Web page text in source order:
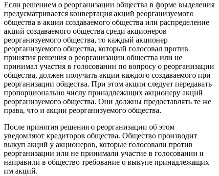
Если решением о реорганизации общества в форме выделения
предусматривается конвертация акций реорганизуемого
общества в акции создаваемого общества или распределение
акций создаваемого общества среди акционеров
реорганизуемого общества, то каждый акционер
реорганизуемого общества, который голосовал против
принятия решения о реорганизации общества или не
принимал участия в голосовании по вопросу о реорганизации
общества, должен получить акции каждого создаваемого при
реорганизации общества. При этом акции следует передавать
пропорционально числу принадлежащих акционеру акций
реорганизуемого общества. Они должны предоставлять те же
права, что и акции реорганизуемого общества.
После принятия решения о реорганизации об этом
уведомляют кредиторов общества. Общество производит
выкуп акций у акционеров, которые голосовали против
реорганизации или не принимали участие в голосовании и
направили в общество требование о выкупе принадлежащих
им акций.